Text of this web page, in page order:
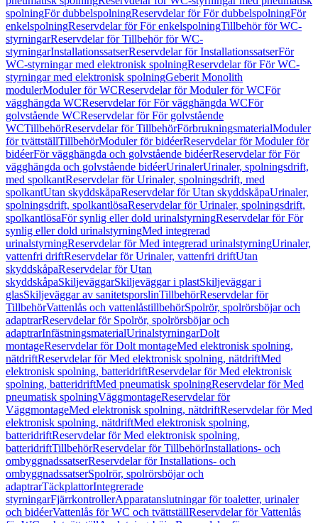
spolningFör dubbelspolningReservdelar för För dubbelspolningFör
enkelspolningReservdelar för För enkelspolningTillbehör för WC-
styrningarReservdelar för Tillbehör för WC-
styrningarInstallationssatserReservdelar för InstallationssatserFör
WC-styrningar med elektronisk spolningReservdelar för För WC-
styrningar med elektronisk spolningGeberit Monolith
modulerModuler för WCReservdelar för Moduler för WCFör
vägghängda WCReservdelar för För vägghängda WCFör
golvstående WCReservdelar för För golvstående
WCTillbehörReservdelar för TillbehörFörbrukningsmaterialModuler
för tvättställTillbehörModuler för bidéerReservdelar för Moduler för
bidéerFör vägghängda och golvstående bidéerReservdelar för För
vägghängda och golvstående bidéerUrinalerUrinaler, spolningsdrift,
med spolkantReservdelar för Urinaler, spolningsdrift, med
spolkantUtan skyddskåpaReservdelar för Utan skyddskåpaUrinaler,
spolningsdrift, spolkantlösaReservdelar för Urinaler, spolningsdrift,
spolkantlösaFör synlig eller dold urinalstyrningReservdelar för För
synlig eller dold urinalstyrningMed integrerad
urinalstyrningReservdelar för Med integrerad urinalstyrningUrinaler,
vattenfri driftReservdelar för Urinaler, vattenfri driftUtan
skyddskåpaReservdelar för Utan
skyddskåpaSkiljeväggarSkiljeväggar i plastSkiljeväggar i
glasSkiljeväggar av sanitetsporslinTillbehörReservdelar för
TillbehörVattenlås och vattenlåstillbehörSpolrör, spolrörsböjar och
adaptrarReservdelar för Spolrör, spolrörsböjar och
adaptrarInfästningsmaterialUrinalstyrningarDolt
montageReservdelar för Dolt montageMed elektronisk spolning,
nätdriftReservdelar för Med elektronisk spolning, nätdriftMed
elektronisk spolning, batteridriftReservdelar för Med elektronisk
spolning, batteridriftMed pneumatisk spolningReservdelar för Med
pneumatisk spolningVäggmontageReservdelar för
VäggmontageMed elektronisk spolning, nätdriftReservdelar för Med
elektronisk spolning, nätdriftMed elektronisk spolning,
batteridriftReservdelar för Med elektronisk spolning,
batteridriftTillbehörReservdelar för TillbehörInstallations- och
ombyggnadssatserReservdelar för Installations- och
ombyggnadssatserSpolrör, spolrörsböjar och
adaptrarTäckplattorIntegrerade
styrningarFjärrkontrollerApparatanslutningar för toaletter, urinaler
och bidéerVattenlås för WC och tvättställReservdelar för Vattenlås